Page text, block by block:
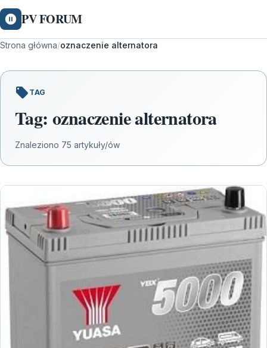
PV FORUM
Strona główna/oznaczenie alternatora
TAG
Tag: oznaczenie alternatora
Znaleziono 75 artykuły/ów